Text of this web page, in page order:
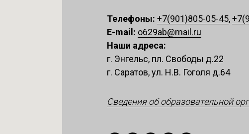
Телефоны: +7(901)805-05-45,
E-mail: o629ab@mail.ru
Наши адреса:
г. Энгельс, пл. Свободы д.22
г. Саратов, ул. Н.В. Гоголя д.64
Сведения об образовательной